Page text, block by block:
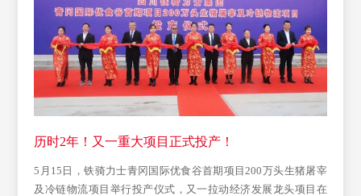
历时2年！又一重大项目正式投产！
5月15日，铁骑力士青冈国际优食谷首期项目200万头生猪屠宰
及冷链物流项目举行投产仪式，又一拉动经济发展龙头项目在